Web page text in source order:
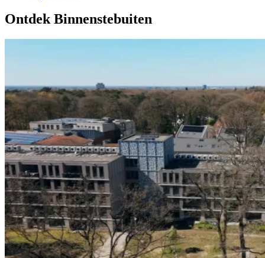
Ontdek Binnenstebuiten